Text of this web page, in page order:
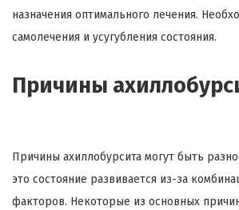
назначения оптимального лечения.
самолечения и усугубления состояния.
Причины
Причины ахиллобурсита могут быть
это состояние развивается из-за
факторов. Некоторые из основных